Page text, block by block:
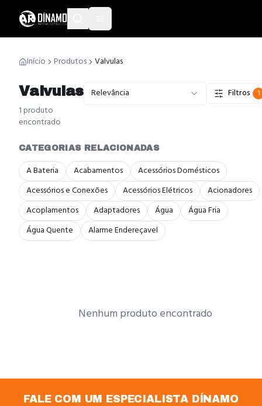
Início Produtos Valvulas
Valvulas
1produto
encontrado
Relevância Filtros 1
CATEGORIAS RELACIONADAS
A Bateria Acabamentos
Acessórios Domésticos
Acessórios e Conexões
Acessórios Elétricos
Acionadores
Acoplamentos
Adaptadores Água
Água Fria
Água Quente
Alarme Endereçavel
Nenhum produto encontrado
FALE COM UM ESPECIALISTA DÍNAMO